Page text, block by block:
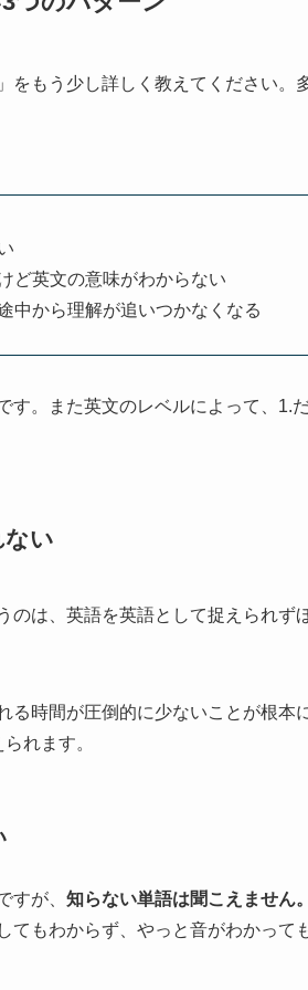
をもう少し詳しく教えてください
ど英文の意味がわからない
中から理解が追いつかなくなる
す。また英文のレベルによって、1.
ない
のは、英語を英語として捉えられず
る時間が圧倒的に少ないことが根本
れます。
すが、 知らない単語は聞こえません。
てもわからず、やっと音がわかって